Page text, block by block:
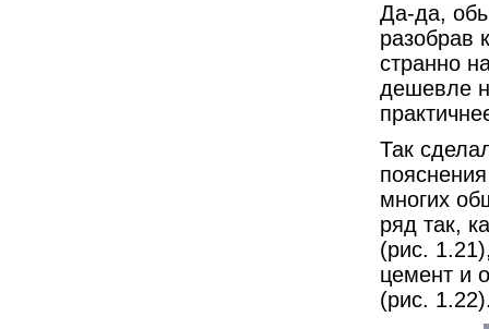
Да-да,
разобрав
странно
дешевле
Так
многих
ряд так,
(рис.
цемент и
(рис.